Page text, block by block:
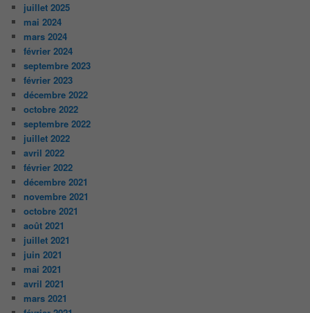
juillet 2025
mai 2024
mars 2024
février 2024
septembre 2023
février 2023
décembre 2022
octobre 2022
septembre 2022
juillet 2022
avril 2022
février 2022
décembre 2021
novembre 2021
octobre 2021
août 2021
juillet 2021
juin 2021
mai 2021
avril 2021
mars 2021